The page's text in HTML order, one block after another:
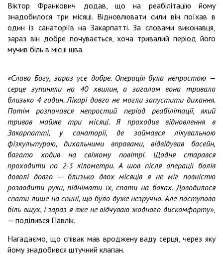
Віктор Франкович додав, що на реабілітацію йому
знадобилося три місяці. Відновлювати сили він поїхав в
один із санаторіїв на Закарпатті. За словами виконавця,
зараз він добре почувається, хоча тривалий період його
мучив біль в місці шва.
«Слава Богу, зараз усе добре. Операція була непростою —
серце зупиняли на 40 хвилин, а загалом вона тривала
близько 4 годин. Лікарі довго не могли запустити дихання.
Потім розпочався непростий період реабілітації, який
тривав майже три місяці. Я проходив відновлення в
Закарпатті, у санаторії, де займався лікувальною
фізкультурою, дихальними вправами, відвідував басейн,
багато ходив на свіжому повітрі. Щодня старався
проходити по 2-3 кілометри. А шов після операції болів
доволі довго — близько двох місяців я не міг повністю
розводити руки, піднімати їх, спати на боках. Доводилося
спати лише на спині, що було дуже незручно. Але поступово
біль вщух, і зараз я вже не відчуваю жодного дискомфорту»,
— поділився Павлік.
Нагадаємо, що співак мав вроджену ваду серця, через яку
йому знадобився штучний клапан.